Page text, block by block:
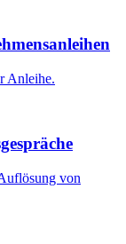
Anleihe.
von